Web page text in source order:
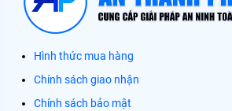
Hình thức mua hàng
Chính sách giao nhận
Chính sách bảo mật